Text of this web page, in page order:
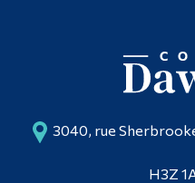
3040, rue
H3Z